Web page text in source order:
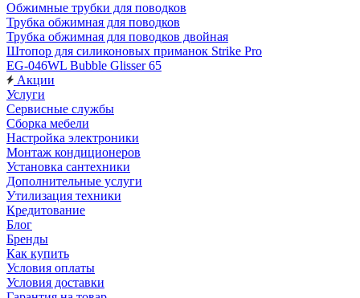
Обжимные трубки для поводков
Трубка обжимная для поводков
Трубка обжимная для поводков двойная
Штопор для силиконовых приманок Strike Pro
EG-046WL Bubble Glisser 65
Акции
Услуги
Сервисные службы
Сборка мебели
Настройка электроники
Монтаж кондиционеров
Установка сантехники
Дополнительные услуги
Утилизация техники
Кредитование
Блог
Бренды
Как купить
Условия оплаты
Условия доставки